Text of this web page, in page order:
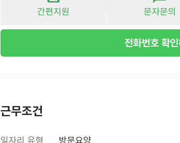
간편지원 문자문의
전화번호 확인
근무조건
일자리 유형 방문요양